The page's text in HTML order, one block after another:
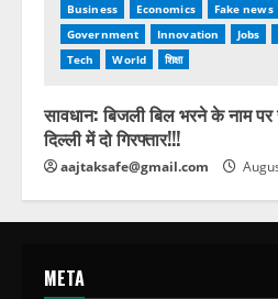
Business Economics Fake news
Government
Innovation Jobs
Tech
World शिक्षा
सावधान: बिजली बिल भरने के नाम
दिल्ली में दो गिरफ्तार!!!
aajtaksafe@gmail.com
META